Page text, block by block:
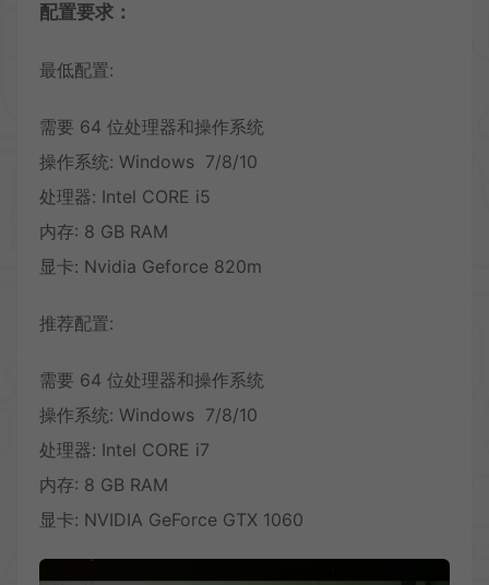
配置要求：
最低配置:
需要 64 位处理器和操作系统
操作系统: Windows 7/8/10
处理器: Intel CORE i5
内存: 8 GB RAM
显卡: Nvidia Geforce 820m
推荐配置:
需要 64 位处理器和操作系统
操作系统: Windows 7/8/10
处理器: Intel CORE i7
内存: 8 GB RAM
显卡: NVIDIA GeForce GTX 1060